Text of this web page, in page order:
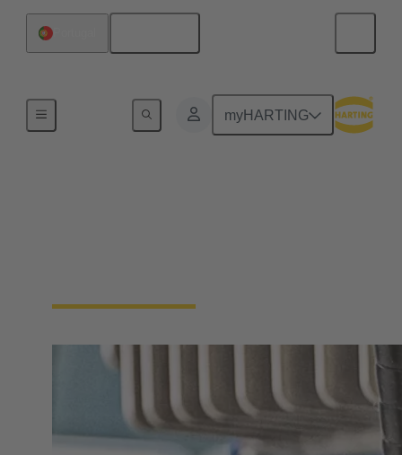
myHARTING